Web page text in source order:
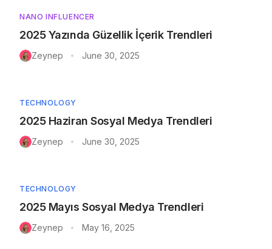
NANO INFLUENCER
2025 Yazında Güzellik İçerik Trendleri
Zeynep • June 30, 2025
TECHNOLOGY
2025 Haziran Sosyal Medya Trendleri
Zeynep • June 30, 2025
TECHNOLOGY
2025 Mayıs Sosyal Medya Trendleri
Zeynep • May 16, 2025